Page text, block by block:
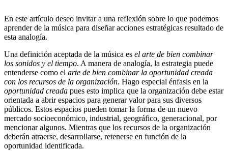
En este artículo deseo invitar a una reflexión sobre lo que podemos
aprender de la música para diseñar acciones estratégicas resultado de
esta analogía.
Una definición aceptada de la música es el arte de bien combinar
los sonidos y el tiempo. A manera de analogía, la estrategia puede
entenderse como el arte de bien combinar la oportunidad creada
con los recursos de la organización. Hago especial énfasis en la
oportunidad creada pues esto implica que la organización debe estar
orientada a abrir espacios para generar valor para sus diversos
públicos. Estos espacios pueden tomar la forma de un nuevo
mercado socioeconómico, industrial, geográfico, generacional, por
mencionar algunos. Mientras que los recursos de la organización
deberán atraerse, desarrollarse, retenerse en función de la
oportunidad identificada.